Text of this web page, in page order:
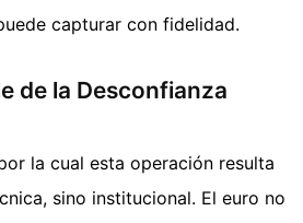
capturar con fidelidad.
de la Desconfianza
la cual esta operación resulta
sino institucional. El euro no